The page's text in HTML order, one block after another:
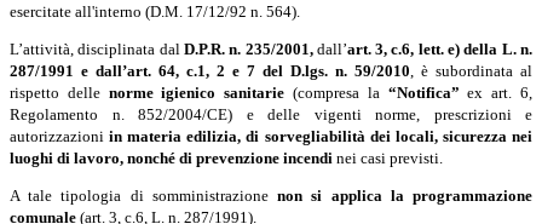
esercitate all'interno (D.M. 17/12/92 n. 564).
L’attività, disciplinata dal D.P.R. n. 235/2001,dall’art. 3, c.6, lett. e) della L. n.
287/1991 e dall’art. 64, c.1, 2 e 7 del D.lgs. n. 59/2010, è subordinata al
rispetto delle norme igienico sanitarie (compresa la “Notifica” ex art. 6,
Regolamento n. 852/2004/CE) e delle vigenti norme, prescrizioni e
autorizzazioniin materia edilizia, di sorvegliabilità dei locali, sicurezza nei
luoghi di lavoro, nonché di prevenzione incendi nei casi previsti.
A tale tipologia di somministrazionenon si applica la programmazione
comunale (art. 3, c.6, L. n. 287/1991).